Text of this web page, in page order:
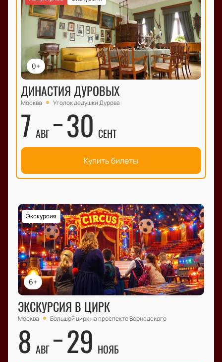
0+
ДИНАСТИЯ ДУРОВЫХ
Москва Уголок дедушки Дурова
7 АВГ 30 СЕНТ
Купить билеты
6+
Экскурсия
ЭКСКУРСИЯ В ЦИРК
Москва Большой цирк на проспекте Вернадского
8 АВГ 29 НОЯБ